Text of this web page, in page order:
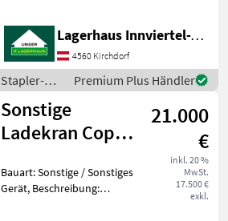
Lagern/Stapeln
Lagerhaus Innviertel-Traunviertel-Urfahr eGen, Kirchdorf
4560 Kirchdorf
Stapler-
und
Lagertechnik
/ Sonstige
Premium Plus Händler
Sonstige
Ladekran Copma
21.000
€
inkl. 20 %
MwSt.
17.500 €
exkl.
Bauart: Sonstige / Sonstiges
Gerät, Beschreibung: